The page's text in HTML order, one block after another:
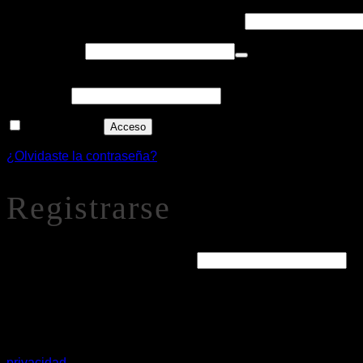
Acceso
¿Olvidaste la contraseña?
Registrarse